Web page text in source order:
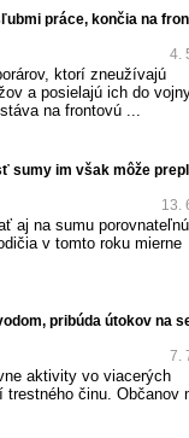
práce, končia na
4.
ktorí zneužívajú
a posielajú ich do
na frontovú ...
sumy im však môže
13.
aj na sumu
v tomto roku mierne
pribúda útokov na
7.
aktivity vo viacerých
trestného činu. Občanov